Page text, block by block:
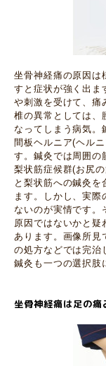
坐骨神経痛の原因は
すと症状が強く出ま
や刺激を受けて、痛
椎の異常としては、
なってしまう病気。
間板ヘルニア(ヘル
す。鍼灸では周囲の
梨状筋症候群(お尻
と梨状筋への鍼灸を
ます。し かし、実際
ないのが実情です。
原因ではないかと疑
あります。画像所見
の処方などでは完治
鍼灸も一つの選択肢
坐骨神経痛は足の痛